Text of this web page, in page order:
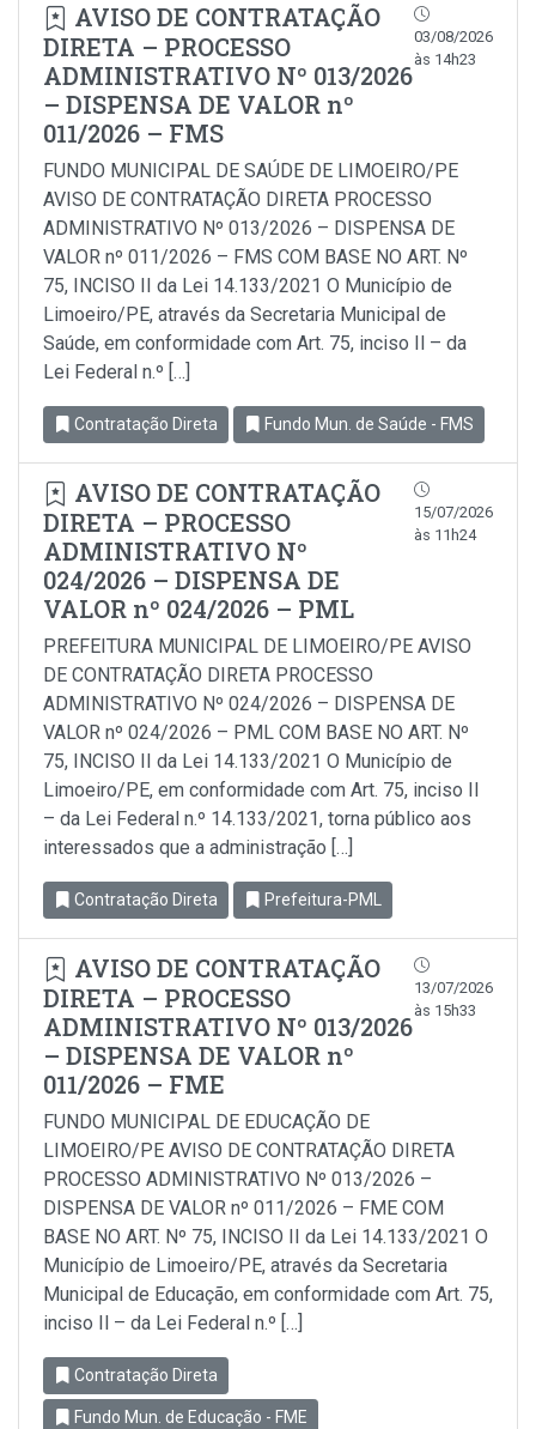
AVISO DE CONTRATAÇÃO
DIRETA – PROCESSO
ADMINISTRATIVO Nº 013/2026
– DISPENSA DE VALOR nº
011/2026 – FMS
03/08/2026
às 14h23
FUNDO MUNICIPAL DE SAÚDE DE LIMOEIRO/PE
AVISO DE CONTRATAÇÃO DIRETA PROCESSO
ADMINISTRATIVO Nº 013/2026 – DISPENSA DE
VALOR nº 011/2026 – FMS COM BASE NO ART. Nº
75, INCISO II da Lei 14.133/2021 O Município de
Limoeiro/PE, através da Secretaria Municipal de
Saúde, em conformidade com Art. 75, inciso Il – da
Lei Federal n.º […]
Contratação Direta Fundo Mun. de Saúde - FMS
AVISO DE CONTRATAÇÃO
DIRETA – PROCESSO
ADMINISTRATIVO Nº
024/2026 – DISPENSA DE
VALOR nº 024/2026 – PML
15/07/2026
às 11h24
PREFEITURA MUNICIPAL DE LIMOEIRO/PE AVISO
DE CONTRATAÇÃO DIRETA PROCESSO
ADMINISTRATIVO Nº 024/2026 – DISPENSA DE
VALOR nº 024/2026 – PML COM BASE NO ART. Nº
75, INCISO II da Lei 14.133/2021 O Município de
Limoeiro/PE, em conformidade com Art. 75, inciso Il
– da Lei Federal n.º 14.133/2021, torna público aos
interessados que a administração […]
Contratação Direta Prefeitura-PML
AVISO DE CONTRATAÇÃO
DIRETA – PROCESSO
ADMINISTRATIVO Nº 013/2026
– DISPENSA DE VALOR nº
011/2026 – FME
13/07/2026
às 15h33
FUNDO MUNICIPAL DE EDUCAÇÃO DE
LIMOEIRO/PE AVISO DE CONTRATAÇÃO DIRETA
PROCESSO ADMINISTRATIVO Nº 013/2026 –
DISPENSA DE VALOR nº 011/2026 – FME COM
BASE NO ART. Nº 75, INCISO II da Lei 14.133/2021 O
Município de Limoeiro/PE, através da Secretaria
Municipal de Educação, em conformidade com Art. 75,
inciso Il – da Lei Federal n.º […]
Contratação Direta
Fundo Mun. de Educação - FME